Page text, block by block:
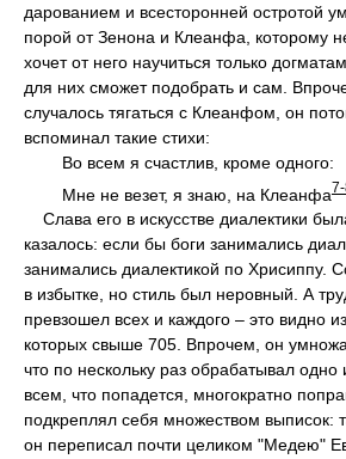
дарованием и всесторонней остротой
порой от Зенона и Клеанфа, которому
хочет от него научиться только
для них сможет подобрать и сам.
случалось тягаться с Клеанфом, он
вспоминал такие стихи:
Во всем я счастлив, кроме одного:
Мне не везет, я знаю, на Клеанфа
Слава его в искусстве диалектики
казалось: если бы боги занимались
занимались диалектикой по Хрисиппу.
в избытке, но стиль был неровный. А
превзошел всех и каждого – это видно
которых свыше 705. Впрочем, он
что по нескольку раз обрабатывал
всем, что попадется, многократно
подкреплял себя множеством выписок:
он переписал почти целиком "Медею"